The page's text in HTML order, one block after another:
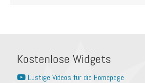
Kostenlose Widgets
Lustige Videos für die Homepage